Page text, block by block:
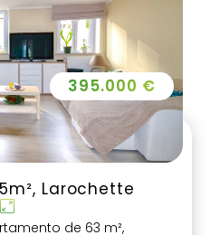
Larochette
de 63 m²,
395.000 €